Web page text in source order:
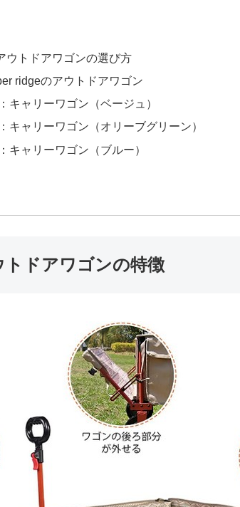
ウトドアワゴンの選び方
ridgeのアウトドアワゴン
キャリーワゴン（ベージュ）
キャリーワゴン（オリーブグリーン）
キャリーワゴン（ブルー）
ドアワゴンの特徴